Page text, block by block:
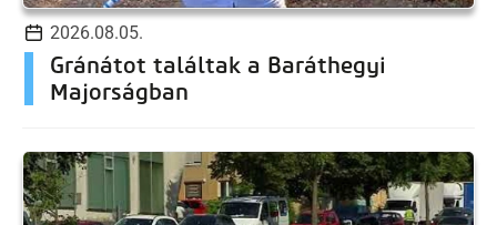
2026.08.05.
Gránátot találtak a Baráthegyi
Majorságban